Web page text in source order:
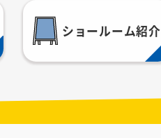
ショールーム紹介